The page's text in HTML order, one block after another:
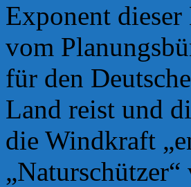
Exponent
vom
für den
Land reist und
die Windkraft